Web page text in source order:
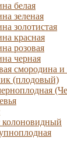
белая
зеленая
золотистая
красная
розовая
черная
смородина
(плодовый)
колоновидный